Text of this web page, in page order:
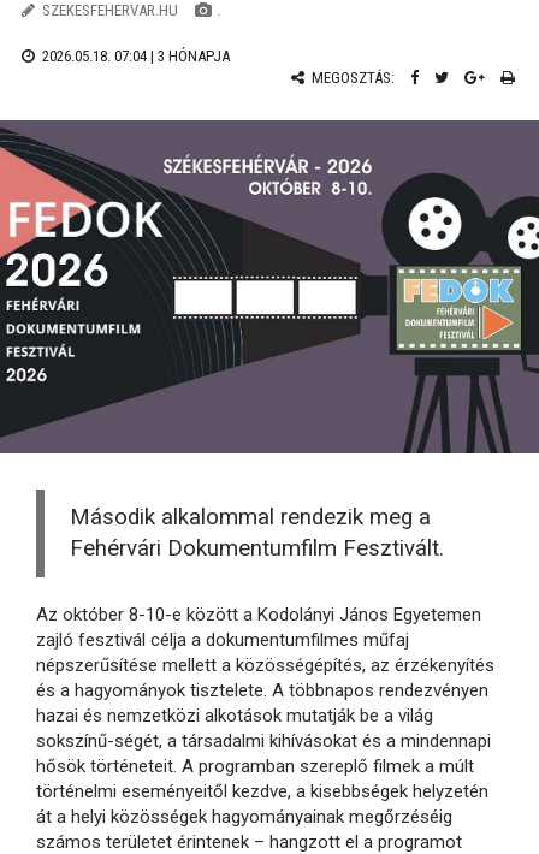
SZEKESFEHERVAR.HU .
2026.05.18. 07:04 | 3 HÓNAPJA
MEGOSZTÁS:
Második alkalommal rendezik meg a
Fehérvári Dokumentumfilm Fesztivált.
Az október 8-10-e között a Kodolányi János Egyetemen
zajló fesztivál célja a dokumentumfilmes műfaj
népszerűsítése mellett a közösségépítés, az érzékenyítés
és a hagyományok tisztelete. A többnapos rendezvényen
hazai és nemzetközi alkotások mutatják be a világ
sokszínű-ségét, a társadalmi kihívásokat és a mindennapi
hősök történeteit. A programban szereplő filmek a múlt
történelmi eseményeitől kezdve, a kisebbségek helyzetén
át a helyi közösségek hagyományainak megőrzéséig
számos területet érintenek – hangzott el a programot